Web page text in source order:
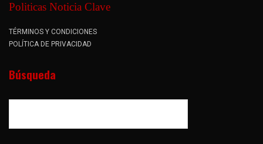
Politicas Noticia Clave
TÉRMINOS Y CONDICIONES
POLÍTICA DE PRIVACIDAD
Búsqueda